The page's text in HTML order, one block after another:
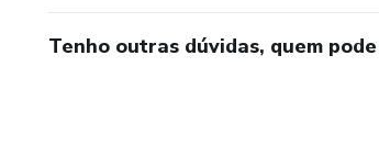
Tenho outras dúvidas, quem